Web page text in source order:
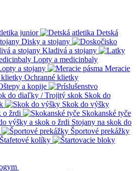
junior
Detská
Disky a stojany
Kladivá a stojany
Lopty a medicinbaly
a stojany
Meracie
Ochranné klietky
a kopije
Skok do
Skok do výšky
o žrdi
Skokanské tyče
Stojany na skok do
Športové prekážky
Štafetové kolíky